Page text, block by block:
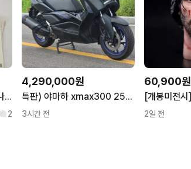
루이비통 X 니고 포켓 오거나이저 카드지갑 M81015
2
4,290,000원
특판) 야마하 xmax300 25년 3만 배달셋팅 저렴하게 판매합니다
3시간 전
60,900원
2일 전